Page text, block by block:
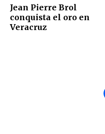
Jean Pierre Brol
conquista el oro en
Veracruz